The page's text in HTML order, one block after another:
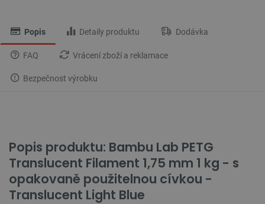
Popis Detaily produktu Dodávka
FAQ Vrácení zboží a reklamace
Bezpečnost výrobku
Popis produktu: Bambu Lab PETG
Translucent Filament 1,75 mm 1 kg - s
opakovaně použitelnou cívkou -
Translucent Light Blue